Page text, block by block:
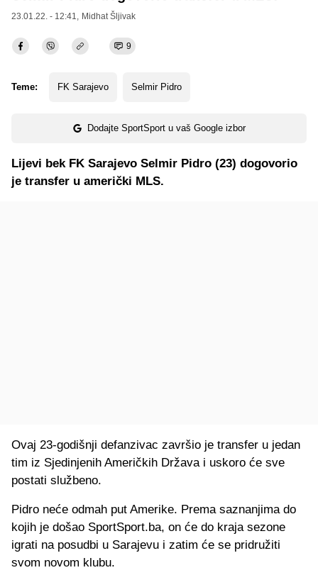
23.01.22. - 12:41, Midhat Šljivak
9
Teme: FK Sarajevo Selmir Pidro
Dodajte SportSport u vaš Google izbor
Lijevi bek FK Sarajevo Selmir Pidro (23) dogovorio
je transfer u američki MLS.
Ovaj 23-godišnji defanzivac završio je transfer u jedan
tim iz Sjedinjenih Američkih Država i uskoro će sve
postati službeno.
Pidro neće odmah put Amerike. Prema saznanjima do
kojih je došao SportSport.ba, on će do kraja sezone
igrati na posudbi u Sarajevu i zatim će se pridružiti
svom novom klubu.